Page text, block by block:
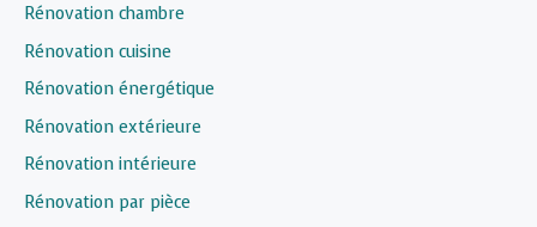
Rénovation chambre
Rénovation cuisine
Rénovation énergétique
Rénovation extérieure
Rénovation intérieure
Rénovation par pièce